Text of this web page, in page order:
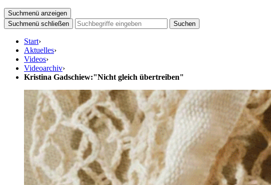
Suchmenü anzeigen
Suchmenü schließen
Suchen
Start›
Aktuelles›
Videos›
Videoarchiv›
Kristina Gadschiew:"Nicht gleich übertreiben"